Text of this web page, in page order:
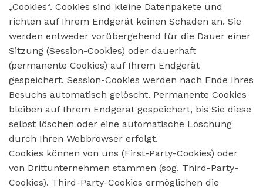
„Cookies“. Cookies sind kleine Datenpakete und
richten auf Ihrem Endgerät keinen Schaden an. Sie
werden entweder vorübergehend für die Dauer einer
Sitzung (Session-Cookies) oder dauerhaft
(permanente Cookies) auf Ihrem Endgerät
gespeichert. Session-Cookies werden nach Ende Ihres
Besuchs automatisch gelöscht. Permanente Cookies
bleiben auf Ihrem Endgerät gespeichert, bis Sie diese
selbst löschen oder eine automatische Löschung
durch Ihren Webbrowser erfolgt.
Cookies können von uns (First-Party-Cookies) oder
von Drittunternehmen stammen (sog. Third-Party-
Cookies). Third-Party-Cookies ermöglichen die